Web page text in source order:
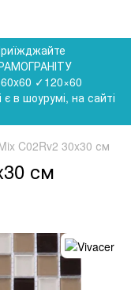
✓120×60
в шоурумі, на сайті
C02Rv2 30x30 см
см